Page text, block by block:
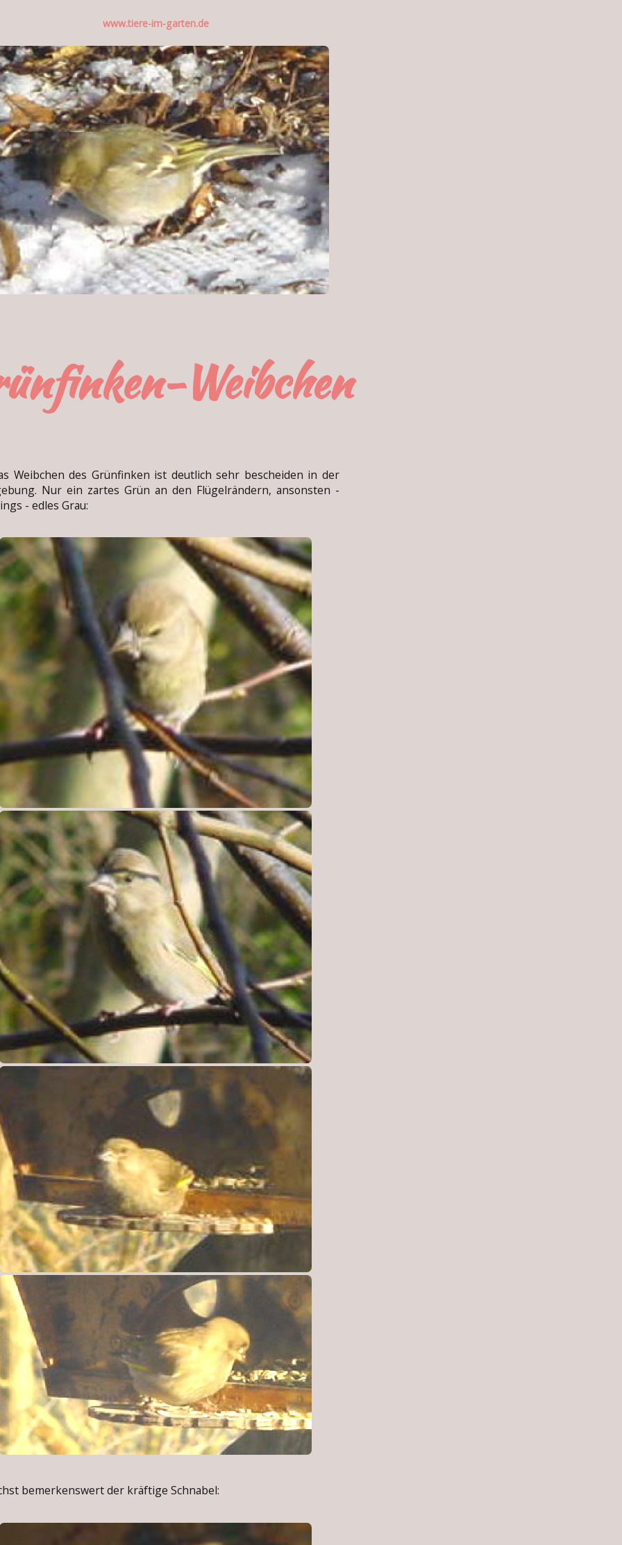
www.tiere-im-garten.de
Weibchen
des Grünfinken ist deutlich sehr bescheiden in der
Nur ein zartes Grün an den Flügelrändern, ansonsten -
- edles Grau:
bemerkenswert der kräftige Schnabel: